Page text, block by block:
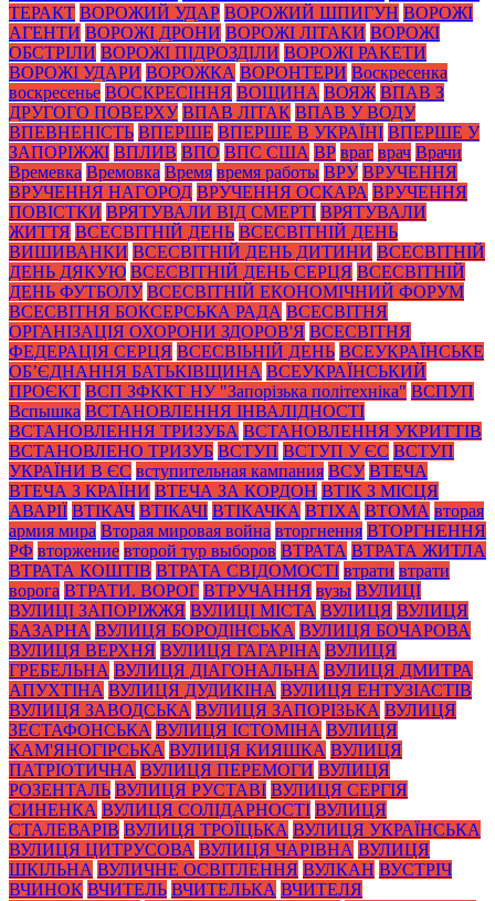
ТЕРАКТ ВОРОЖИЙ УДАР ВОРОЖИЙ ШПИГУН ВОРОЖІ
АГЕНТИ ВОРОЖІ ДРОНИ ВОРОЖІ ЛІТАКИ ВОРОЖІ
ОБСТРІЛИ ВОРОЖІ ПІДРОЗДІЛИ ВОРОЖІ РАКЕТИ
ВОРОЖІ УДАРИ ВОРОЖКА ВОРОНТЕРИ Воскресенка
воскресенье ВОСКРЕСІННЯ ВОЩИНА ВОЯЖ ВПАВ З
ДРУГОГО ПОВЕРХУ ВПАВ ЛІТАК ВПАВ У ВОДУ
ВПЕВНЕНІСТЬ ВПЕРШЕ ВПЕРШЕ В УКРАЇНІ ВПЕРШЕ У
ЗАПОРІЖЖІ ВПЛИВ ВПО ВПС США ВР враг врач Врачи
Времевка Времовка Время время работы ВРУ ВРУЧЕННЯ
ВРУЧЕННЯ НАГОРОД ВРУЧЕННЯ ОСКАРА ВРУЧЕННЯ
ПОВІСТКИ ВРЯТУВАЛИ ВІД СМЕРТІ ВРЯТУВАЛИ
ЖИТТЯ ВСЕСВІТНІЙ ДЕНЬ ВСЕСВІТНІЙ ДЕНЬ
ВИШИВАНКИ ВСЕСВІТНІЙ ДЕНЬ ДИТИНИ ВСЕСВІТНІЙ
ДЕНЬ ДЯКУЮ ВСЕСВІТНІЙ ДЕНЬ СЕРЦЯ ВСЕСВІТНІЙ
ДЕНЬ ФУТБОЛУ ВСЕСВІТНІЙ ЕКОНОМІЧНИЙ ФОРУМ
ВСЕСВІТНЯ БОКСЕРСЬКА РАДА ВСЕСВІТНЯ
ОРГАНІЗАЦІЯ ОХОРОНИ ЗДОРОВ'Я ВСЕСВІТНЯ
ФЕДЕРАЦІЯ СЕРЦЯ ВСЕСВІЬНІЙ ДЕНЬ ВСЕУКРАЇНСЬКЕ
ОБ’ЄДНАННЯ БАТЬКІВЩИНА ВСЕУКРАЇНСЬКИЙ
ПРОЄКТ ВСП ЗФККТ НУ "Запорізька політехніка" ВСПУП
Вспышка ВСТАНОВЛЕННЯ ІНВАЛІДНОСТІ
ВСТАНОВЛЕННЯ ТРИЗУБА ВСТАНОВЛЕННЯ УКРИТТІВ
ВСТАНОВЛЕНО ТРИЗУБ ВСТУП ВСТУП У ЄС ВСТУП
УКРАЇНИ В ЄС вступительная кампания ВСУ ВТЕЧА
ВТЕЧА З КРАЇНИ ВТЕЧА ЗА КОРДОН ВТІК З МІСЦЯ
АВАРІЇ ВТІКАЧ ВТІКАЧІ ВТІКАЧКА ВТІХА ВТОМА вторая
армия мира Вторая мировая война вторгнення ВТОРГНЕННЯ
РФ вторжение второй тур выборов ВТРАТА ВТРАТА ЖИТЛА
ВТРАТА КОШТІВ ВТРАТА СВІДОМОСТІ втрати втрати
ворога ВТРАТИ. ВОРОГ ВТРУЧАННЯ вузы ВУЛИЦІ
ВУЛИЦІ ЗАПОРІЖЖЯ ВУЛИЦІ МІСТА ВУЛИЦЯ ВУЛИЦЯ
БАЗАРНА ВУЛИЦЯ БОРОДІНСЬКА ВУЛИЦЯ БОЧАРОВА
ВУЛИЦЯ ВЕРХНЯ ВУЛИЦЯ ГАГАРІНА ВУЛИЦЯ
ГРЕБЕЛЬНА ВУЛИЦЯ ДІАГОНАЛЬНА ВУЛИЦЯ ДМИТРА
АПУХТІНА ВУЛИЦЯ ДУДИКІНА ВУЛИЦЯ ЕНТУЗІАСТІВ
ВУЛИЦЯ ЗАВОДСЬКА ВУЛИЦЯ ЗАПОРІЗЬКА ВУЛИЦЯ
ЗЕСТАФОНСЬКА ВУЛИЦЯ ІСТОМІНА ВУЛИЦЯ
КАМ'ЯНОГІРСЬКА ВУЛИЦЯ КИЯШКА ВУЛИЦЯ
ПАТРІОТИЧНА ВУЛИЦЯ ПЕРЕМОГИ ВУЛИЦЯ
РОЗЕНТАЛЬ ВУЛИЦЯ РУСТАВІ ВУЛИЦЯ СЕРГІЯ
СИНЕНКА ВУЛИЦЯ СОЛІДАРНОСТІ ВУЛИЦЯ
СТАЛЕВАРІВ ВУЛИЦЯ ТРОЇЦЬКА ВУЛИЦЯ УКРАЇНСЬКА
ВУЛИЦЯ ЦИТРУСОВА ВУЛИЦЯ ЧАРІВНА ВУЛИЦЯ
ШКІЛЬНА ВУЛИЧНЕ ОСВІТЛЕННЯ ВУЛКАН ВУСТРІЧ
ВЧИНОК ВЧИТЕЛЬ ВЧИТЕЛЬКА ВЧИТЕЛЯ